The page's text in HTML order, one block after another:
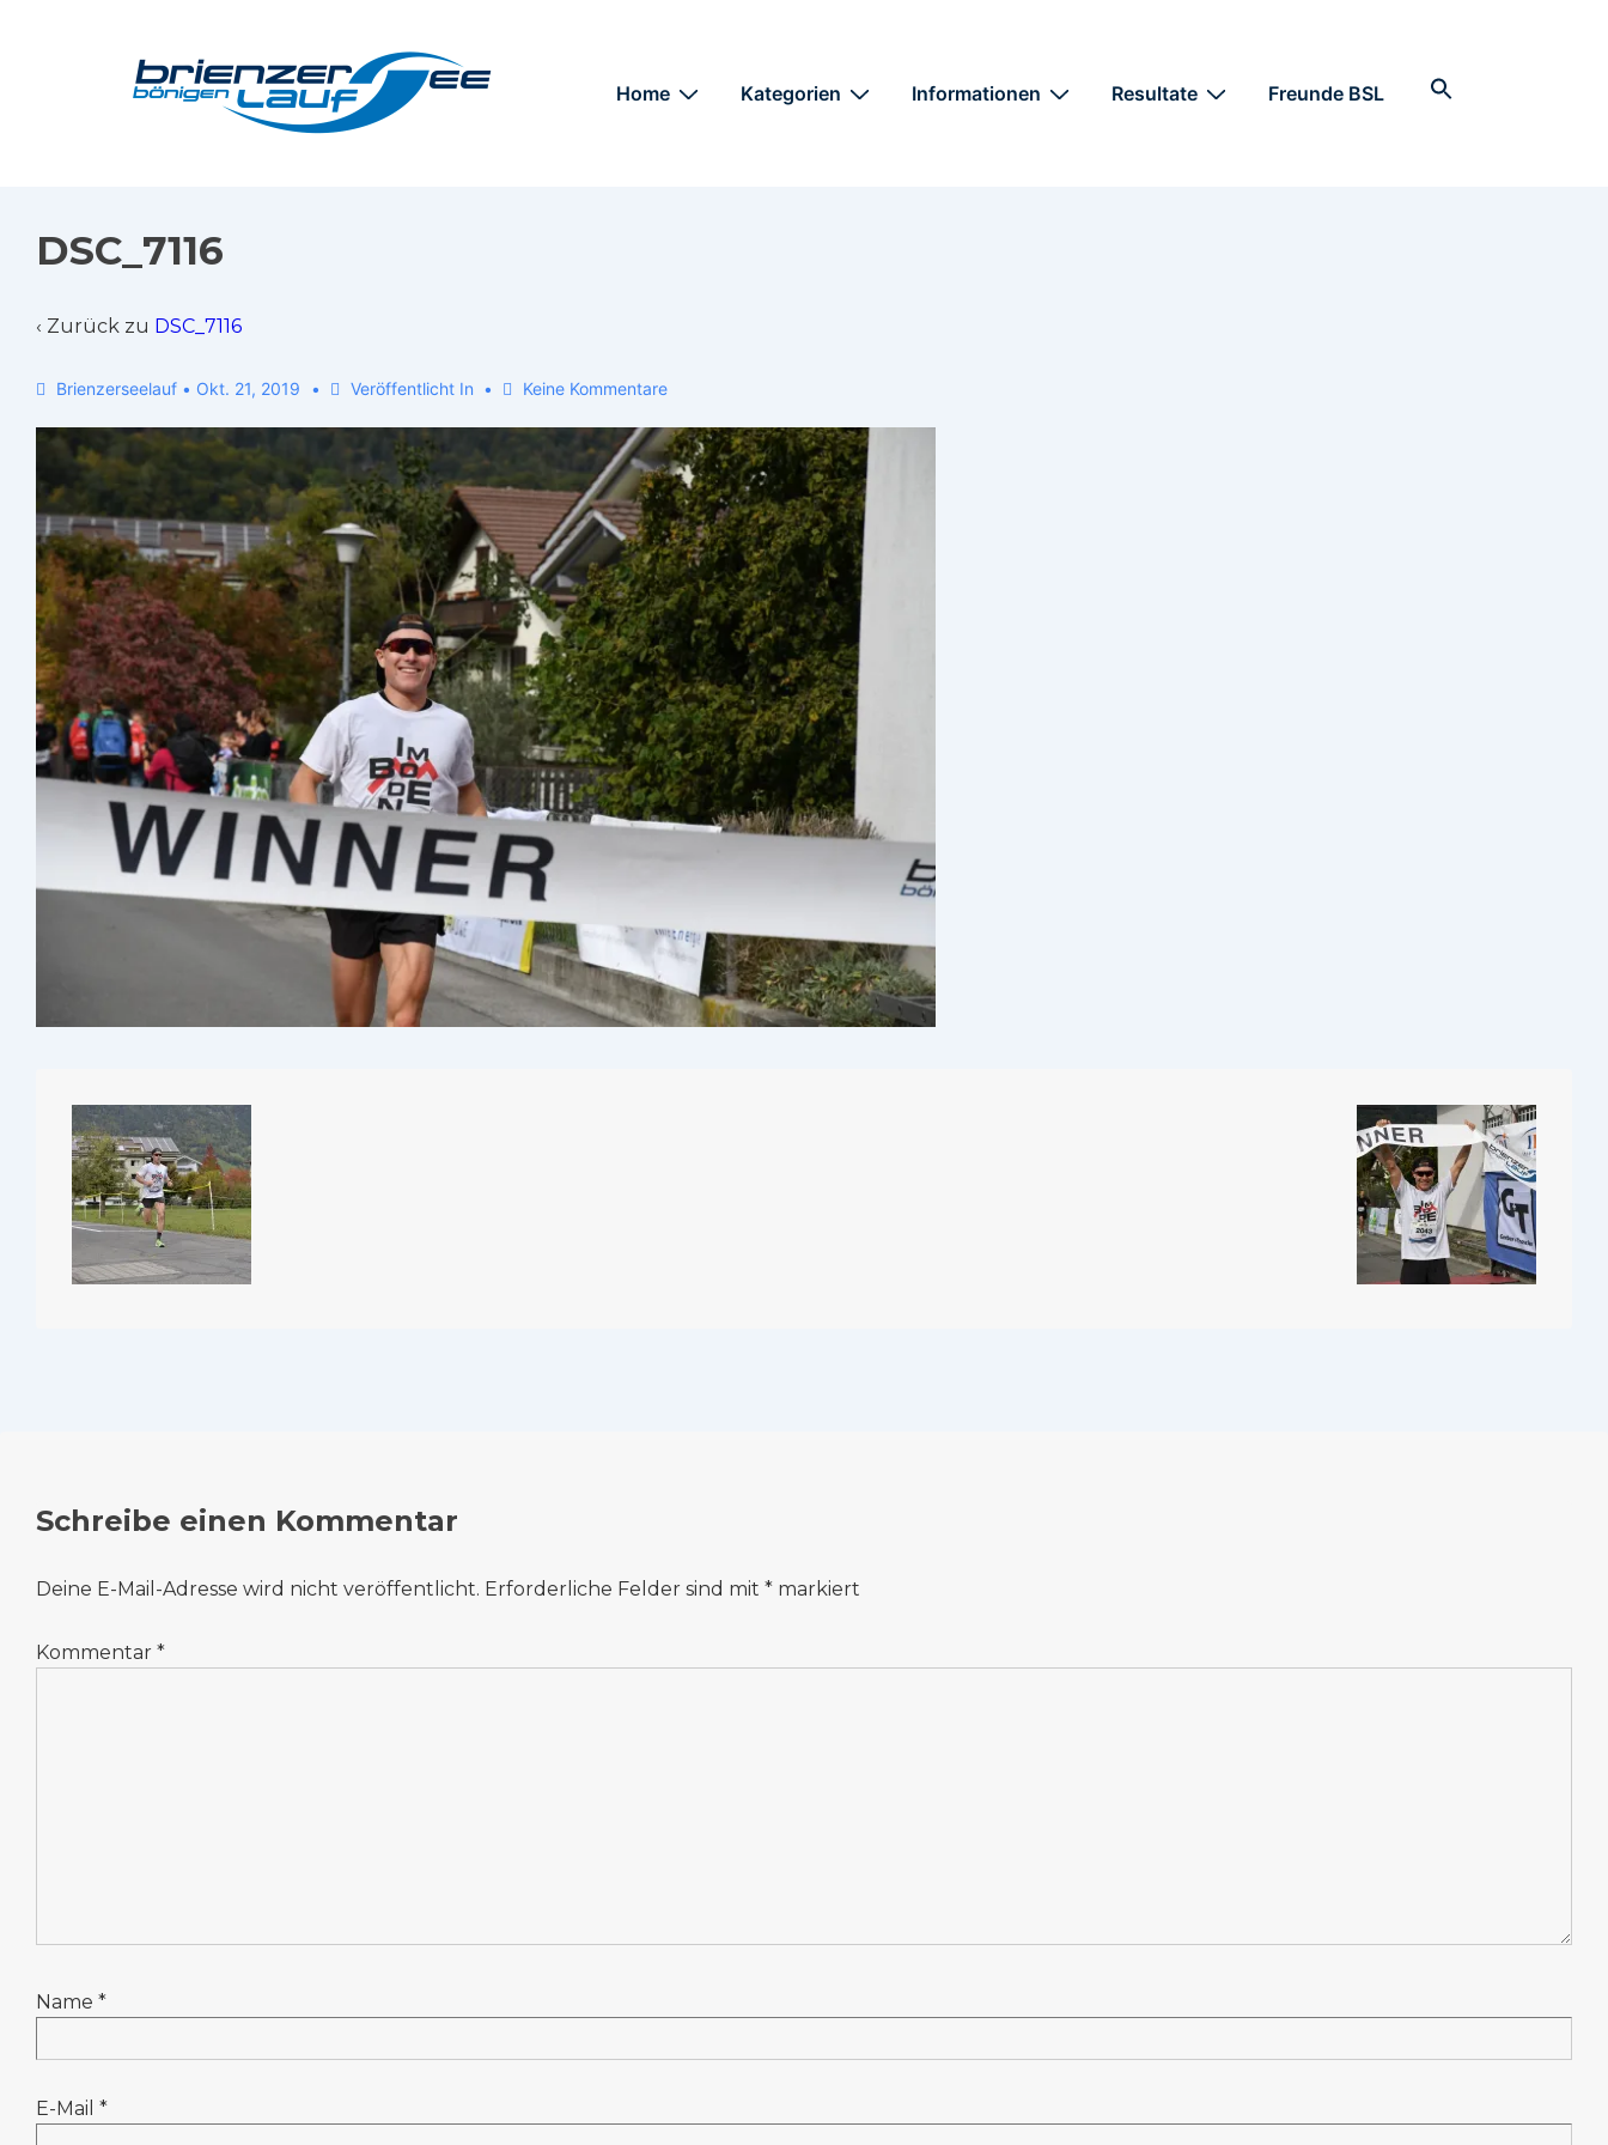
Home Kategorien Informationen Resultate Freunde BSL
DSC_7116
‹ Zurück zu DSC_7116
Brienzerseelauf • Okt. 21, 2019 Veröffentlicht In Keine Kommentare
Schreibe einen Kommentar
Deine E-Mail-Adresse wird nicht veröffentlicht. Erforderliche Felder sind mit * markiert
Kommentar *
Name *
E-Mail *